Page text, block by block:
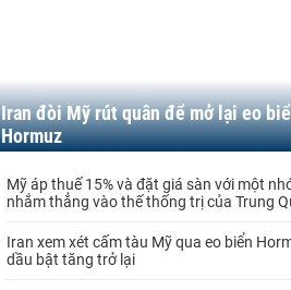
Iran đòi Mỹ rút quân để mở lại eo
Hormuz
Mỹ áp thuế 15% và đặt giá sàn với một
nhắm thẳng vào thế thống trị của Trung
Iran xem xét cấm tàu Mỹ qua eo biển
dầu bật tăng trở lại